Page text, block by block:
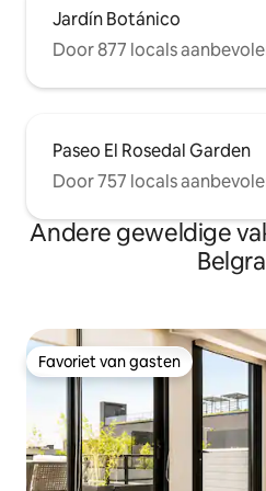
Jardín Botánico
Door 877 locals
Paseo El Rosedal Garden
Door 757 locals
Andere geweldige
Favoriet van gasten
Favoriet van gasten